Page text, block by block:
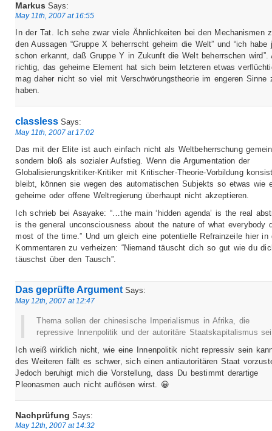
Markus Says:
May 11th, 2007 at 16:55
In der Tat. Ich sehe zwar viele Ähnlichkeiten bei den Mechanismen
den Aussagen “Gruppe X beherrscht geheim die Welt” und “ich habe
schon erkannt, daß Gruppe Y in Zukunft die Welt beherrschen wird”.
richtig, das geheime Element hat sich beim letzteren etwas
mag daher nicht so viel mit Verschwörungstheorie im engeren Sinne
haben.
classless Says:
May 11th, 2007 at 17:02
Das mit der Elite ist auch einfach nicht als Weltbeherrschung
sondern bloß als sozialer Aufstieg. Wenn die Argumentation der
Globalisierungskritiker-Kritiker mit Kritischer-Theorie-Vorbildung
bleibt, können sie wegen des automatischen Subjekts so etwas wie
geheime oder offene Weltregierung überhaupt nicht akzeptieren.
Ich schrieb bei Asayake: “…the main ‘hidden agenda’ is the real
is the general unconsciousness about the nature of what everybody
most of the time.” Und um gleich eine potentielle Refrainzeile hier in
Kommentaren zu verheizen: “Niemand täuscht dich so gut wie du
täuschst über den Tausch”.
Das geprüfte ArgumentSays:
May 12th, 2007 at 12:47
Thema sollen der chinesische Imperialismus in Afrika, die
repressive Innenpolitik und der autoritäre Staatskapitalismus
Ich weiß wirklich nicht, wie eine Innenpolitik nicht repressiv sein
des Weiteren fällt es schwer, sich einen antiautoritären Staat
Jedoch beruhigt mich die Vorstellung, dass Du bestimmt derartige
Pleonasmen auch nicht auflösen wirst. 😀
Nachprüfung Says:
May 12th, 2007 at 14:32